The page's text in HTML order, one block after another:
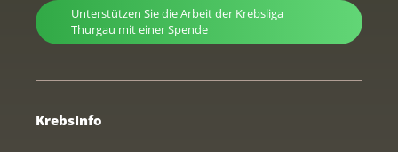
Unterstützen Sie die Arbeit der Krebsliga
Thurgau mit einer Spende
KrebsInfo